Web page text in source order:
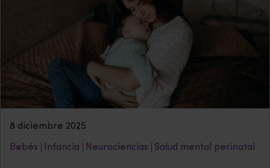
8 diciembre 2025
Bebés Infancia Neurociencias Salud mental perinatal